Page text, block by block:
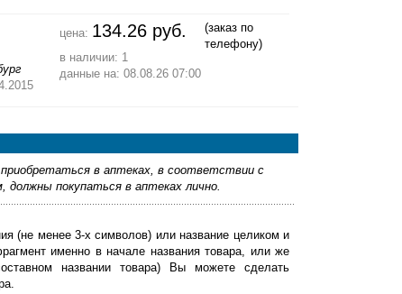
цена: 134.26 руб.
в наличии: 1
данные на: 08.08.26 07:00
(заказ по
телефону)
в аптеках, в соответствии с
покупаться в аптеках лично.
(не менее 3-х символов) или название целиком и
именно в начале названия товара, или же
названии товара) Вы можете сделать